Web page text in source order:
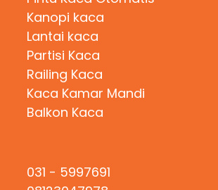
Kanopi kaca
Lantai kaca
Partisi Kaca
Railing Kaca
Kaca Kamar Mandi
Balkon Kaca
031 - 5997691